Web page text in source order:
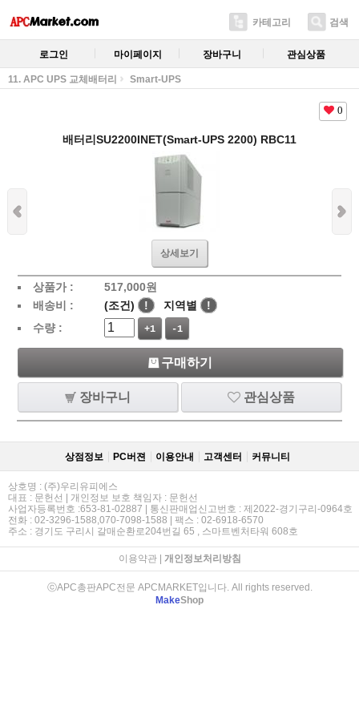
카테고리 검색
로그인 마이페이지 장바구니 관심상품
11. APC UPS 교체배터리 Smart-UPS
0
배터리SU2200INET(Smart-UPS 2200) RBC11
상세보기
상품가 : 517,000원
배송비 :
(조건) ! 지역별
!
수량 :
+1 -1
구매하기
장바구니 관심상품
상점정보 PC버젼 이용안내 고객센터 커뮤니티
상호명 : (주)우리유피에스
대표 : 문헌선 | 개인정보 보호 책임자 : 문헌선
사업자등록번호 :653-81-02887 | 통신판매업신고번호 : 제2022-경기구리-0964호
전화 : 02-3296-1588,070-7098-1588 | 팩스 : 02-6918-6570
주소 : 경기도 구리시 갈매순환로204번길 65 , 스마트벤처타워 608호
이용약관| 개인정보처리방침
ⓒAPC총판APC전문 APCMARKET입니다. All rights reserved.
MakeShop